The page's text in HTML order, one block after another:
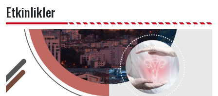
Etkinlikler